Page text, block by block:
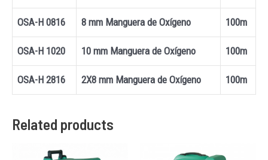
OSA-H 0816 8 mm Manguera de Oxígeno 100m
OSA-H 1020 10 mm Manguera de Oxígeno 100m
OSA-H 2816 2X8 mm Manguera de Oxígeno 100m
Related products